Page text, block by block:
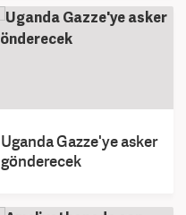
Uganda Gazze'ye asker
gönderecek